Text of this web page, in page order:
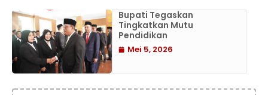
Bupati Tegaskan
Tingkatkan Mutu
Pendidikan
Mei 5, 2026